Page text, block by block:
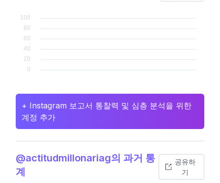
+ Instagram 보고서 통찰력 및 심층 분석을 위한
계정 추가
@actitudmillonariag의 과거 통
계
공유하
기